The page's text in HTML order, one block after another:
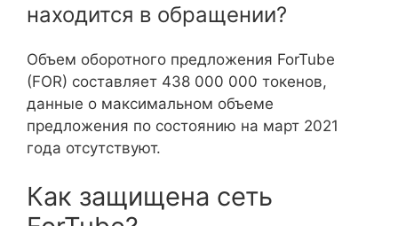
находится в обращении?
Объем оборотного предложения ForTube
(FOR) составляет 438 000 000 токенов,
данные о максимальном объеме
предложения по состоянию на март 2021
года отсутствуют.
Как защищена сеть